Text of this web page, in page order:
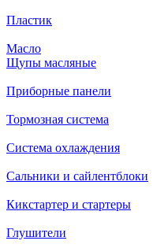
Пластик
Масло
Щупы масляные
Приборные панели
Тормозная система
Система охлаждения
Сальники и сайлентблоки
Кикстартер и стартеры
Глушители